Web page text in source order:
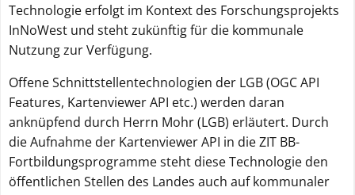
Technologie erfolgt im Kontext des Forschungsprojekts
InNoWest und steht zukünftig für die kommunale
Nutzung zur Verfügung.
Offene Schnittstellentechnologien der LGB (OGC API
Features, Kartenviewer API etc.) werden daran
anknüpfend durch Herrn Mohr (LGB) erläutert. Durch
die Aufnahme der Kartenviewer API in die ZIT BB-
Fortbildungsprogramme steht diese Technologie den
öffentlichen Stellen des Landes auch auf kommunaler